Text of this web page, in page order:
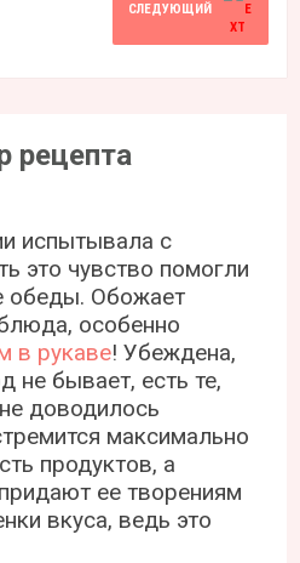
СЛЕДУЮЩИЙ
рецепта
испытывала с
это чувство помогли
обеды. Обожает
особенно
в рукаве! Убеждена,
не бывает, есть те,
доводилось
максимально
продуктов, а
ее творениям
вкуса, ведь это